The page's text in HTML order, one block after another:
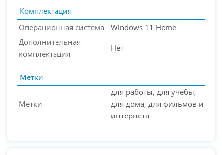
Комплектация
Операционная система
Windows 11 Home
Дополнительная
комплектация
Нет
Метки
Метки
для работы, для учебы,
для дома, для фильмов и
интернета